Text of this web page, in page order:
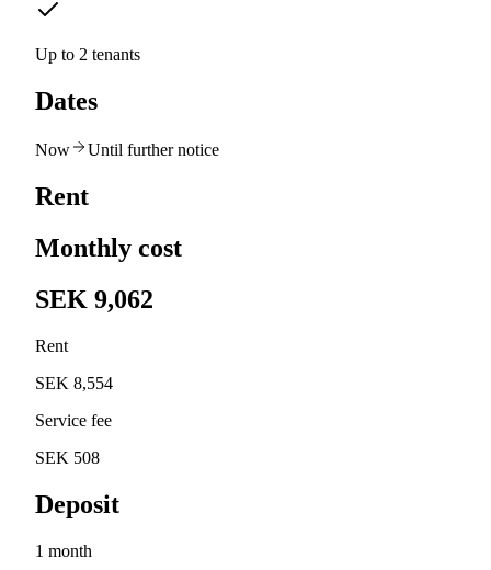
Up to 2 tenants
Dates
Now Until further notice
Rent
Monthly cost
SEK 9,062
Rent
SEK 8,554
Service fee
SEK 508
Deposit
1 month